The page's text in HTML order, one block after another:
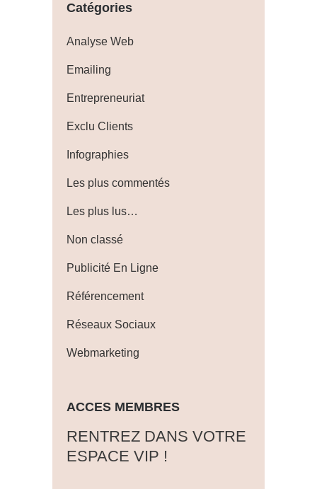
Catégories
Analyse Web
Emailing
Entrepreneuriat
Exclu Clients
Infographies
Les plus commentés
Les plus lus…
Non classé
Publicité En Ligne
Référencement
Réseaux Sociaux
Webmarketing
ACCES MEMBRES
‎RENTREZ DANS VOTRE
ESPACE VIP !